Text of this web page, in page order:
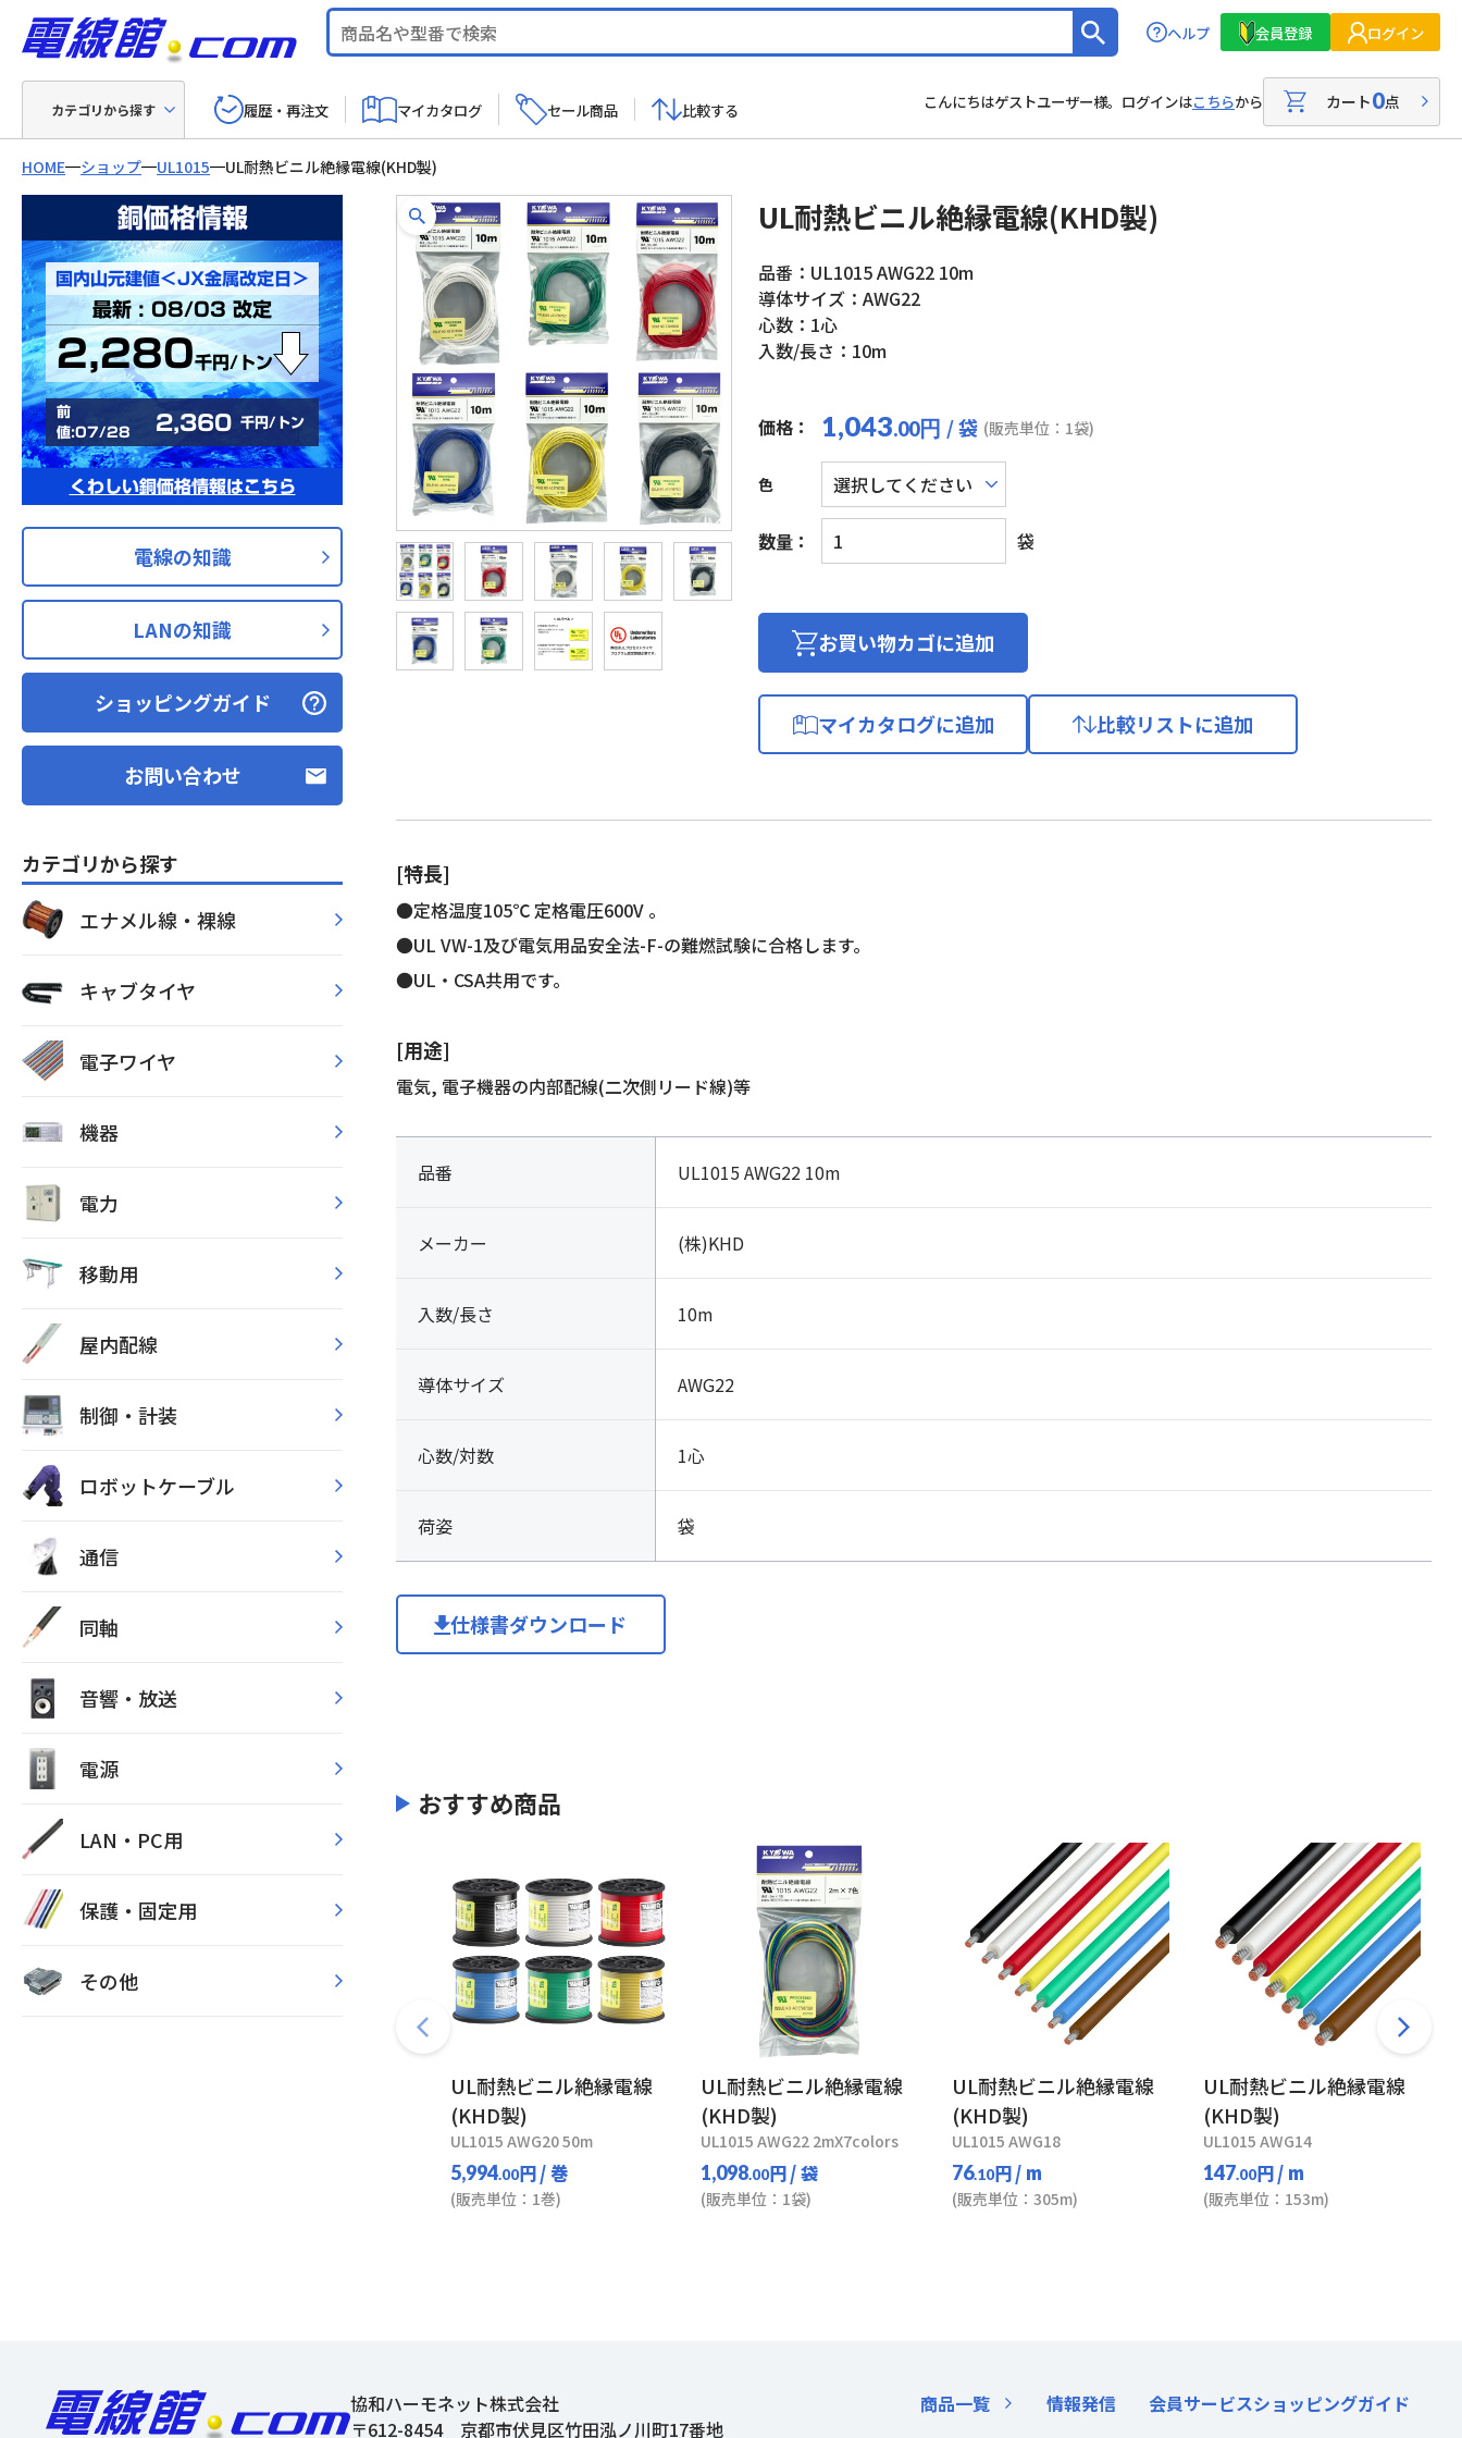
ヘルプ 会員登録 ログイン
カテゴリから探す 履歴・再注文 マイカタログ セール商品 比較する こんにちはゲストユーザー様。ログインはこちらから カート0点
HOME ショップ UL1015 UL耐熱ビニル絶縁電線(KHD製)
銅価格情報
国内山元建値＜JX金属改定日＞
最新 : 08/03 改定
2,280千円/トン
前
値:07/28
2,360 千円/トン
くわしい銅価格情報はこちら
電線の知識
LANの知識
ショッピングガイド
お問い合わせ
カテゴリから探す
エナメル線・裸線
キャブタイヤ
電子ワイヤ
機器
電力
移動用
屋内配線
制御・計装
ロボットケーブル
通信
同軸
音響・放送
電源
LAN・PC用
保護・固定用
その他
UL耐熱ビニル絶縁電線(KHD製)
品番：UL1015 AWG22 10m
導体サイズ：AWG22
心数：1心
入数/長さ：10m
価格： 1,043.00円 / 袋 (販売単位：1袋)
色
数量：
UL
耐
ビ
製)
袋
お買い物カゴに追加
マイカタログに追加 比較リストに追加
[特長]
●定格温度105℃ 定格電圧600V 。
●UL VW-1及び電気用品安全法-F-の難燃試験に合格します。
●UL・CSA共用です。
[用途]
電気, 電子機器の内部配線(二次側リード線)等
品番 UL1015 AWG22 10m
メーカー (株)KHD
入数/長さ 10m
導体サイズ AWG22
心数/対数 1心
荷姿 袋
仕様書ダウンロード
おすすめ商品
UL耐熱ビニル絶縁電線
(KHD製)
UL1015 AWG20 50m
5,994.00円/ 巻
(販売単位：1巻)
UL耐熱ビニル絶縁電線
(KHD製)
UL1015 AWG22 2mX7colors
1,098.00円/ 袋
(販売単位：1袋)
UL耐熱ビニル絶縁電線
(KHD製)
UL1015 AWG18
76.10円/ m
(販売単位：305m)
UL耐熱ビニル絶縁電線
(KHD製)
UL1015 AWG14
147.00円/ m
(販売単位：153m)
協和ハーモネット株式会社
〒612-8454 京都市伏見区竹田泓ノ川町17番地
商品一覧 情報発信 会員サービスショッピングガイド